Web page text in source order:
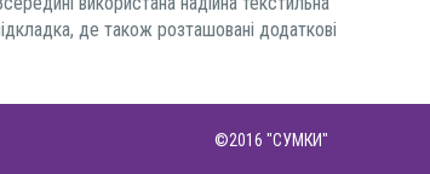
де також розташовані додаткові
©2016 "СУМКИ"